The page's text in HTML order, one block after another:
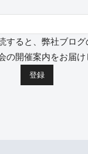
すると、弊社ブロ
の開催案内をお届け